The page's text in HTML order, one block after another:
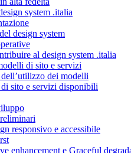
system .italia
design system
al design system .italia
di sito e servizi
dei modelli
sito e servizi disponibili
responsivo e accessibile
enhancement e Graceful